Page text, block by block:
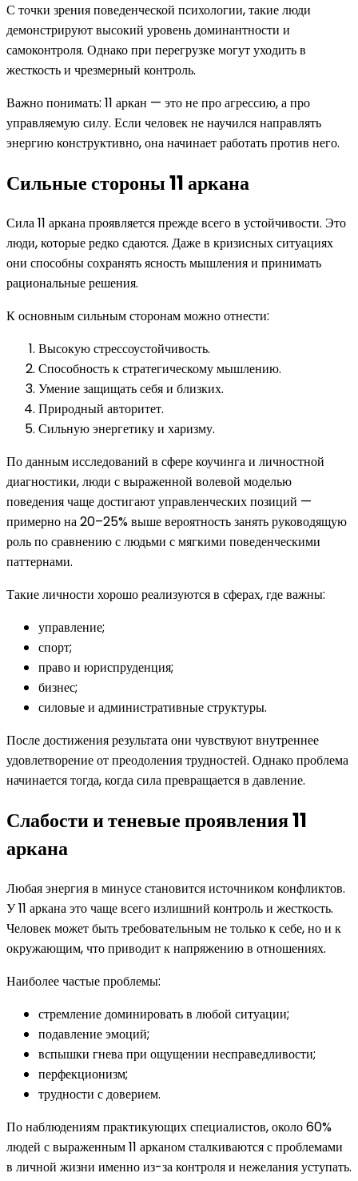
С точки зрения поведенческой психологии, такие люди
демонстрируют высокий уровень доминантности и
самоконтроля. Однако при перегрузке могут уходить в
жесткость и чрезмерный контроль.
Важно понимать: 11 аркан — это не про агрессию, а про
управляемую силу. Если человек не научился направлять
энергию конструктивно, она начинает работать против него.
Сильные стороны 11 аркана
Сила 11 аркана проявляется прежде всего в устойчивости. Это
люди, которые редко сдаются. Даже в кризисных ситуациях
они способны сохранять ясность мышления и принимать
рациональные решения.
К основным сильным сторонам можно отнести:
Высокую стрессоустойчивость.
Способность к стратегическому мышлению.
Умение защищать себя и близких.
Природный авторитет.
Сильную энергетику и харизму.
По данным исследований в сфере коучинга и личностной
диагностики, люди с выраженной волевой моделью
поведения чаще достигают управленческих позиций —
примерно на 20–25% выше вероятность занять руководящую
роль по сравнению с людьми с мягкими поведенческими
паттернами.
Такие личности хорошо реализуются в сферах, где важны:
управление;
спорт;
право и юриспруденция;
бизнес;
силовые и административные структуры.
После достижения результата они чувствуют внутреннее
удовлетворение от преодоления трудностей. Однако проблема
начинается тогда, когда сила превращается в давление.
Слабости и теневые проявления 11
аркана
Любая энергия в минусе становится источником конфликтов.
У 11 аркана это чаще всего излишний контроль и жесткость.
Человек может быть требовательным не только к себе, но и к
окружающим, что приводит к напряжению в отношениях.
Наиболее частые проблемы:
стремление доминировать в любой ситуации;
подавление эмоций;
вспышки гнева при ощущении несправедливости;
перфекционизм;
трудности с доверием.
По наблюдениям практикующих специалистов, около 60%
людей с выраженным 11 арканом сталкиваются с проблемами
в личной жизни именно из-за контроля и нежелания уступать.